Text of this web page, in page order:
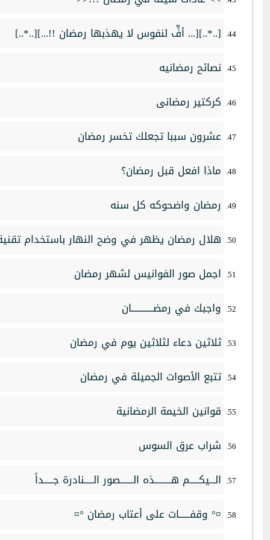
[..*..][... أفٍّ لنفوس لا يهذبها رمضان !!...][..*..]
نصائح رمضانيه
كركتير رمضانى
عشرون سببا تجعلك تخسر رمضان
ماذا افعل قبل رمضان؟
رمضان واضحوكه كل سنه
هلال رمضان يظهر في وضح النهار باستخدام
اجمل صور الفوانيس لشهر رمضان
واجبك في رمضــــــــــــان
ثلاثين دعاء لثلاثين يوم في رمضان
تتبع الأصوات الجميلة في رمضان
قوانين الخيمة الرمضانية
شراب عرق السوس
الـــيكـــــم هـــــــــذه الـــــــصور الـــــنادرة جـــــداً
¤° وقفــــــات على أعتاب رمضان °¤